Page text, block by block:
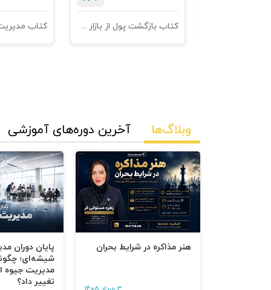
کتاب بازگشت پول از بازار مدیریت وصول مطالبات
وبلاگ‌ها آخرین دوره‌های آموزشی
هنر مذاکره در شرایط بحران
پایان دوران
شیشه‌ای؛
مدیریت جیوه‌
تغییر داد؟